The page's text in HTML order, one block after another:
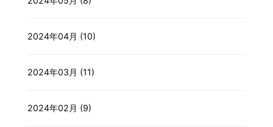
2024年04月 (10)
2024年03月 (11)
2024年02月 (9)